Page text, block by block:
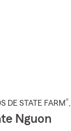
DE STATE FARM®,
Nguon